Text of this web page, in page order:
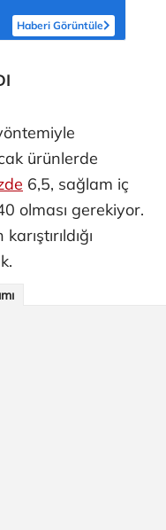
Haberi Görüntüle
ürünlerde
6,5, sağlam iç
olması gerekiyor.